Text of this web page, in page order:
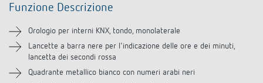
Downloads
Funzione Descrizione
Orologio per interni KNX, tondo, monolaterale
Lancette a barra nere per l'indicazione delle ore e dei minuti,
lancetta dei secondi rossa
Quadrante metallico bianco con numeri arabi neri